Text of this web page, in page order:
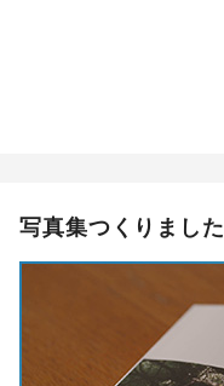
写真集つくりました